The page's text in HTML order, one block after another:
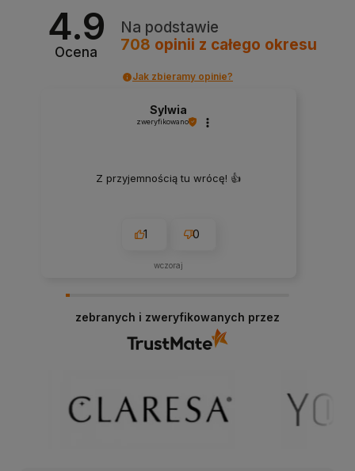
4.9
Ocena
Na podstawie
708 opinii z całego okresu
Jak zbieramy opinie?
Sylwia
zweryfikowano
Z przyjemnością tu wrócę! 👍
1 0
wczoraj
zebranych i zweryfikowanych przez